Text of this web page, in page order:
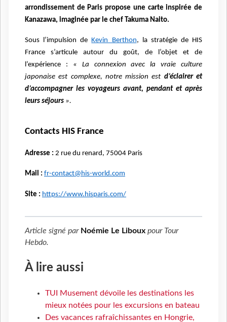
arrondissement de Paris propose une carte inspirée de
Kanazawa, imaginée par le chef Takuma Naito.
Sous l’impulsion deKevin Berthon, la stratégie de HIS
France s’articule autour du goût, de l’objet et de
l’expérience : « La connexion avec la vraie culture
japonaise est complexe, notre mission est d’éclairer et
d’accompagner les voyageurs avant, pendant et après
leurs séjours ».
Contacts HIS France
Adresse : 2 rue du renard, 75004 Paris
Mail : fr-contact@his-world.com
Site : https://www.hisparis.com/
Article signé par Noémie Le Liboux pour Tour
Hebdo.
À lire aussi
TUI Musement dévoile les destinations les
mieux notées pour les excursions en bateau
Des vacances rafraîchissantes en Hongrie,